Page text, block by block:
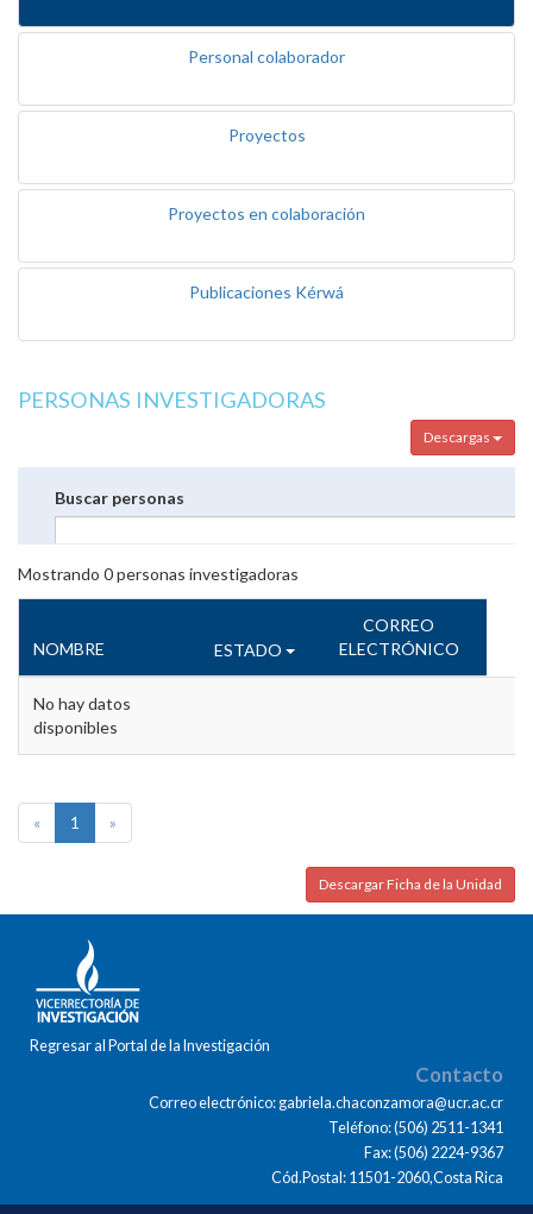
Personal colaborador
Proyectos
Proyectos en colaboración
Publicaciones Kérwá
PERSONAS INVESTIGADORAS
Descargas
Buscar personas
Mostrando 0personas investigadoras
NOMBRE ESTADO
CORREO
ELECTRÓNICO
No hay datos
disponibles
« 1 »
Descargar Ficha de la Unidad
Regresar al Portal de la Investigación
Contacto
Correo electrónico: gabriela.chaconzamora@ucr.ac.cr
Teléfono: (506) 2511-1341
Fax: (506) 2224-9367
Cód.Postal: 11501-2060,Costa Rica